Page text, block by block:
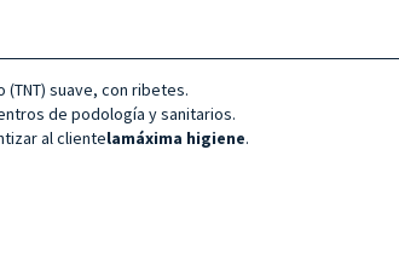
suave, con ribetes.
de podología y sanitarios.
al clientelamáxima higiene.